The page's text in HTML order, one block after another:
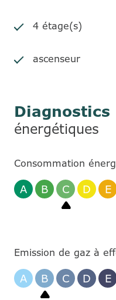
4 étage(s)
ascenseur
Diagnostics
énergétiques
Consommation
A B C D E
Emission de gaz à
A B C D E